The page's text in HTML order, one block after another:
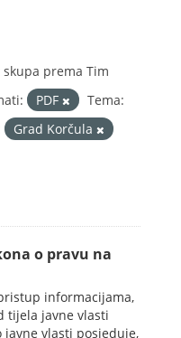
prema Tim
PDF
Tema:
Grad Korčula
o pravu na
informacijama,
tijela javne vlasti
vlasti posjeduje,